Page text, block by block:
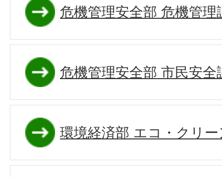
危機管理安全部 危機管理
危機管理安全部 市民安全
環境経済部 エコ・クリ